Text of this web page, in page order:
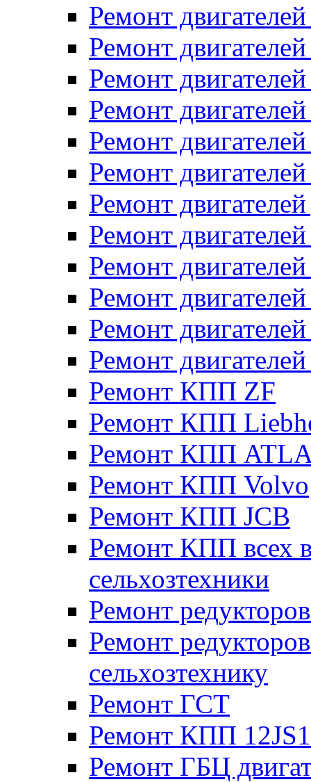
Ремонт
Ремонт
Ремонт
Ремонт
Ремонт
Ремонт
Ремонт
Ремонт
Ремонт
Ремонт
Ремонт
Ремонт
Ремонт КПП ZF
Ремонт КПП
Ремонт КПП
Ремонт КПП Volvo
Ремонт КПП JСB
Ремонт КПП всех
сельхозтехники
Ремонт
Ремонт
сельхозтехнику
Ремонт ГСТ
Ремонт КПП
Ремонт ГБЦ